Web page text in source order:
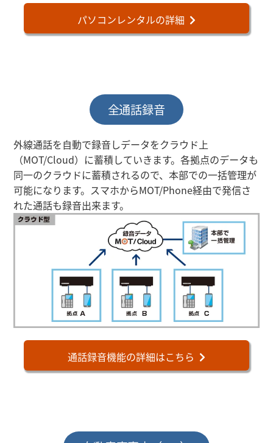
パソコンレンタルの詳細
全通話録音
外線通話を自動で録音しデータをクラウド上
（MOT/Cloud）に蓄積していきます。各拠点のデータも
同一のクラウドに蓄積されるので、本部での一括管理が
可能になります。スマホからMOT/Phone経由で発信さ
れた通話も録音出来ます。
通話録音機能の詳細はこちら